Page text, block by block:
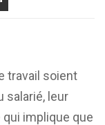
travail soient
salarié, leur
implique que